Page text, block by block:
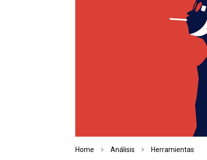
Home Análisis Herramientas